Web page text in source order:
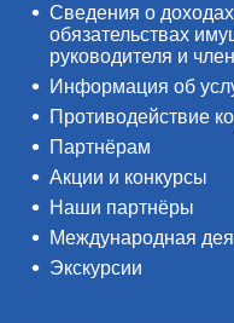
Сведения о
обязательствах
руководителя и
Информация об
Противодействие
Партнёрам
Акции и конкурсы
Наши партнёры
Международная
Экскурсии